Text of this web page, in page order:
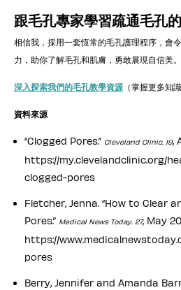
跟毛孔專家學習疏通毛孔
相信我，採用一套恆常的毛孔護理程序，會
力，助你了解毛孔和肌膚，勇敢展現自信美。
深入探索我們的毛孔教學資源 （掌握更多知
資料來源
“Clogged Pores.” Cleveland Clinic. 19,
https://my.clevelandclinic.org/
clogged-pores
Fletcher, Jenna. “How to Clear
Pores.” Medical News Today. 27, May
https://
pores
Berry, Jennifer and Amanda